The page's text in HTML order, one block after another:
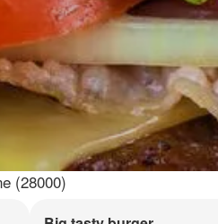
(28000)